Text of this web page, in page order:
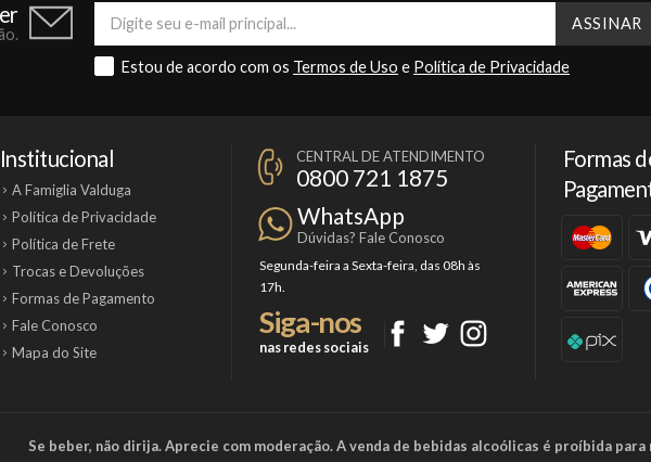
Estou de acordo com os Termos de Uso e Política de Privacidade
Institucional
A Famiglia Valduga
Política de Privacidade
Política de Frete
Trocas e Devoluções
Formas de Pagamento
Fale Conosco
Mapa do Site
CENTRAL DE ATENDIMENTO
0800 721 1875
WhatsApp
Dúvidas? Fale Conosco
Segunda-feira a Sexta-feira, das 08h às
17h.
Siga-nos
nas redes sociais
Formas
Se beber, não dirija. Aprecie com moderação. A venda de bebidas alcoólicas é proíbida para